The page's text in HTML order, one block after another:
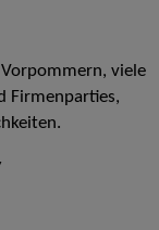
viele
Firmenparties,